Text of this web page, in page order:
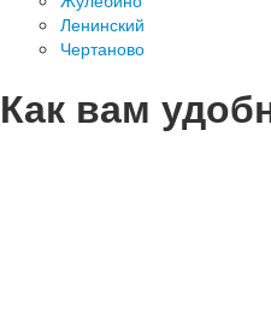
Ленинский
Чертаново
Как вам